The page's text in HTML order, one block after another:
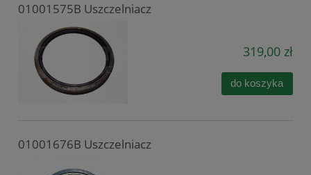
01001575B Uszczelniacz
319,00 zł
do koszyka
01001676B Uszczelniacz